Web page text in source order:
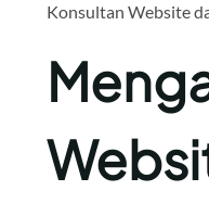
Konsultan Website